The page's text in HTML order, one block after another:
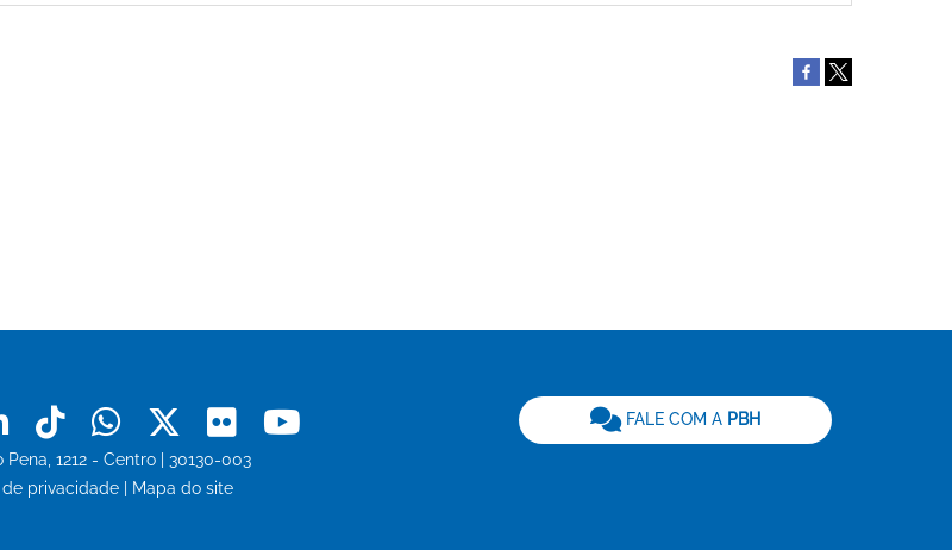
LinkedinTiktokWhatsapp
X Flickr
Pena, 1212 - Centro | 30130-003
de privacidade
Mapa do site
FALE COM A PBH